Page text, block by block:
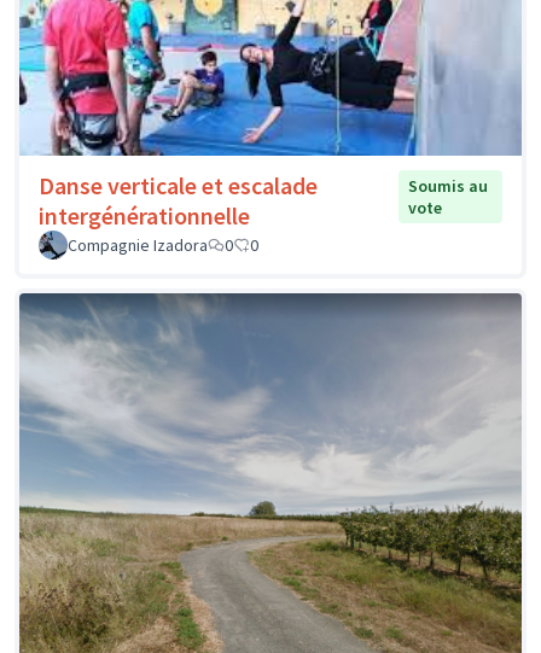
Danse verticale et escalade
intergénérationnelle
Soumis au
vote
Compagnie Izadora
0 0